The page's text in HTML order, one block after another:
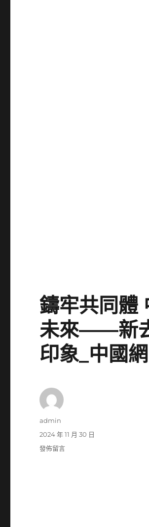
鑄牢共同體
未來——新
印象_中國網
作
admin
發
佈
2024 年 11 月 30 日
在
發佈留言